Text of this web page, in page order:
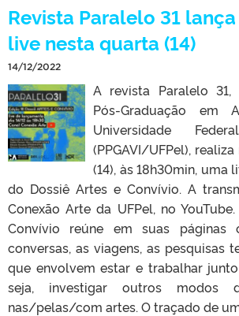
Revista Paralelo 31
live nesta quarta (14)
14/12/2022
A revista Paralelo
Pós-Graduação em
Universidade
(PPGAVI/UFPel),
(14), às 18h30min, uma
do Dossiê Artes e Convívio. A
Conexão Arte da UFPel, no
Convívio reúne em suas páginas
conversas, as viagens, as pesquisas
que envolvem estar e trabalhar
seja, investigar outros modos
nas/pelas/com artes. O traçado de